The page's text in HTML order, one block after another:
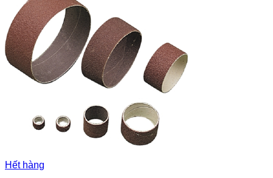
Hết hàng